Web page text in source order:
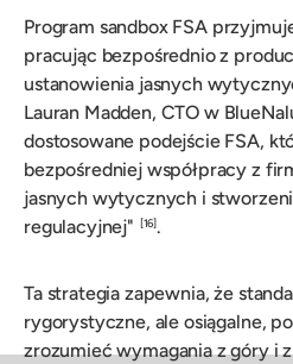
Program sandbox FSA
pracując bezpośrednio z
ustanowienia jasnych
Lauran Madden, CTO w
dostosowane podejście FSA,
bezpośredniej współpracy z
jasnych wytycznych i
regulacyjnej"
[16].
Ta strategia zapewnia, że
rygorystyczne, ale osiągalne,
zrozumieć wymagania z góry i